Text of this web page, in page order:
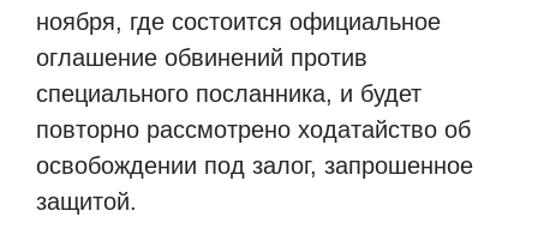
ноября, где состоится официальное
оглашение обвинений против
специального посланника, и будет
повторно рассмотрено ходатайство об
освобождении под залог, запрошенное
защитой.